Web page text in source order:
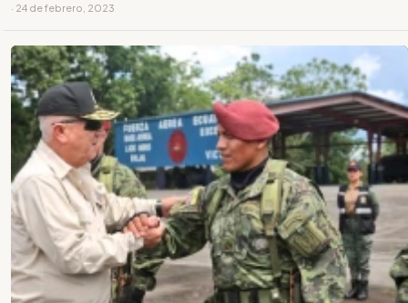
· 24 de febrero, 2023